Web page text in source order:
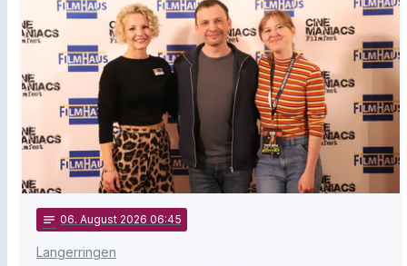
notes 06. August 2026 06:45
Langerringen